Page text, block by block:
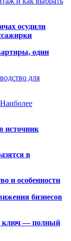
осудили
один
для
источник
в
и особенности
бизнесов
ключ — полный